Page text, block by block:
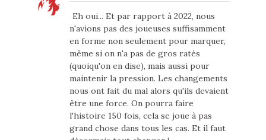
Eh oui... Et par rapport à 2022, nous
n'avions pas des joueuses suffisamment
en forme non seulement pour marquer,
même si on n'a pas de gros ratés
(quoiqu'on en dise), mais aussi pour
maintenir la pression. Les changements
nous ont fait du mal alors qu'ils devaient
être une force. On pourra faire
l'histoire 150 fois, cela se joue à pas
grand chose dans tous les cas. Et il faut